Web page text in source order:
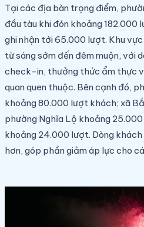
Tại các địa bàn trọng điểm,
đầu tàu khi đón khoảng
ghi nhận tới 65.000 lượt. Khu
từ sáng sớm đến đêm muộn, với
check-in, thưởng thức ẩm thực
quan quen thuộc. Bên cạnh đó,
khoảng 80.000 lượt khách; xã
phường Nghĩa Lộ khoảng
khoảng 24.000 lượt. Dòng
hơn, góp phần giảm áp lực cho